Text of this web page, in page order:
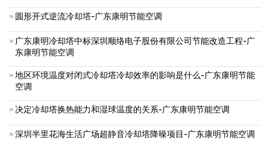
圆形开式逆流冷却塔-广东康明节能空调
广东康明冷却塔中标深圳顺络电子股份有限公司节能改造工程-广
东康明节能空调
地区环境温度对闭式冷却塔冷却效率的影响是什么-广东康明节能
空调
决定冷却塔换热能力和湿球温度的关系-广东康明节能空调
深圳半里花海生活广场超静音冷却塔降噪项目-广东康明节能空调